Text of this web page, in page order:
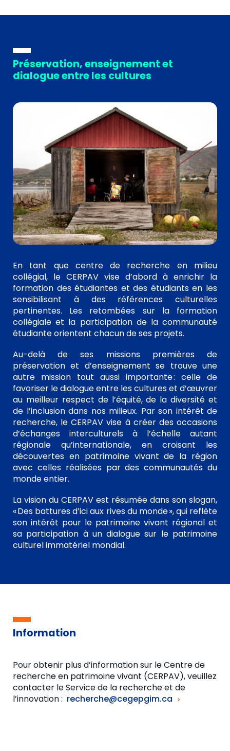
Préservation, enseignement et
dialogue entre les cultures
En tant que centre de recherche en milieu
collégial, le CERPAV vise d’abord à enrichir la
formation des étudiantes et des étudiants en les
sensibilisant à des références culturelles
pertinentes. Les retombées sur la formation
collégiale et la participation de la communauté
étudiante orientent chacun de ses projets.
Au-delà de ses missions premières de
préservation et d’enseignement se trouve une
autre mission tout aussi importante : celle de
favoriser le dialogue entre les cultures et d’œuvrer
au meilleur respect de l’équité, de la diversité et
de l’inclusion dans nos milieux. Par son intérêt de
recherche, le CERPAV vise à créer des occasions
d’échanges interculturels à l’échelle autant
régionale qu’internationale, en croisant les
découvertes en patrimoine vivant de la région
avec celles réalisées par des communautés du
monde entier.
La vision du CERPAV est résumée dans son slogan,
« Des battures d’ici aux rives du monde », qui reflète
son intérêt pour le patrimoine vivant régional et
sa participation à un dialogue sur le patrimoine
culturel immatériel mondial.
Information
Pour obtenir plus d’information sur le Centre de
recherche en patrimoine vivant (CERPAV), veuillez
contacter le Service de la recherche et de
l’innovation : recherche@cegepgim.ca